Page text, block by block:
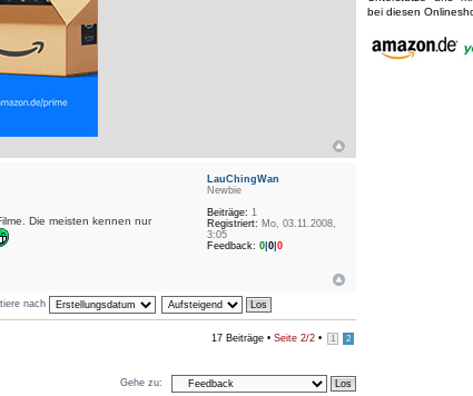
Die meisten kennen nur
LauChingWan
Newbie
Beiträge: 1
Registriert: Mo, 03.11.2008,
3:05
Feedback: 0 0 0
nach
17 Beiträge • Seite 2/2 • 1 2
Gehe zu:
bei diesen